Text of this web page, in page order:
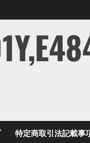
特定商取引法記載事